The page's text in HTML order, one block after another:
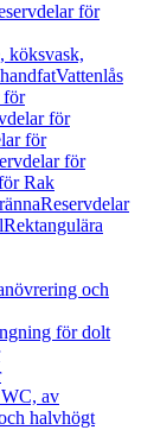
för
köksvask,
Vattenlås
för
för
för
för
Rak
Reservdelar
Rektangulära
och
för dolt
av
halvhögt